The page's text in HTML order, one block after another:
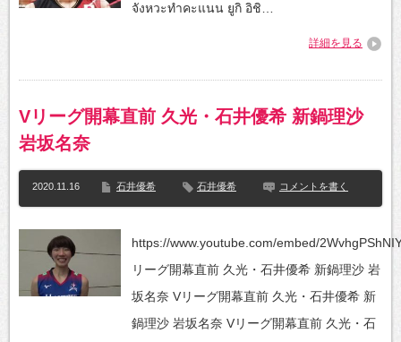
จังหวะทำคะแนน ยูกิ อิชิ…
詳細を見る
Vリーグ開幕直前 久光・石井優希 新鍋理沙
岩坂名奈
2020.11.16 石井優希 石井優希 コメントを書く
https://www.youtube.com/embed/
リーグ開幕直前 久光・石井優希 新鍋理沙 岩
坂名奈 Vリーグ開幕直前 久光・石井優希 新
鍋理沙 岩坂名奈 Vリーグ開幕直前 久光・石